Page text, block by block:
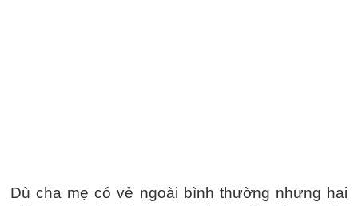
Dù cha mẹ có vẻ ngoài bình thường nhưng hai